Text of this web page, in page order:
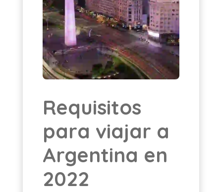
Requisitos
para viajar a
Argentina en
2022